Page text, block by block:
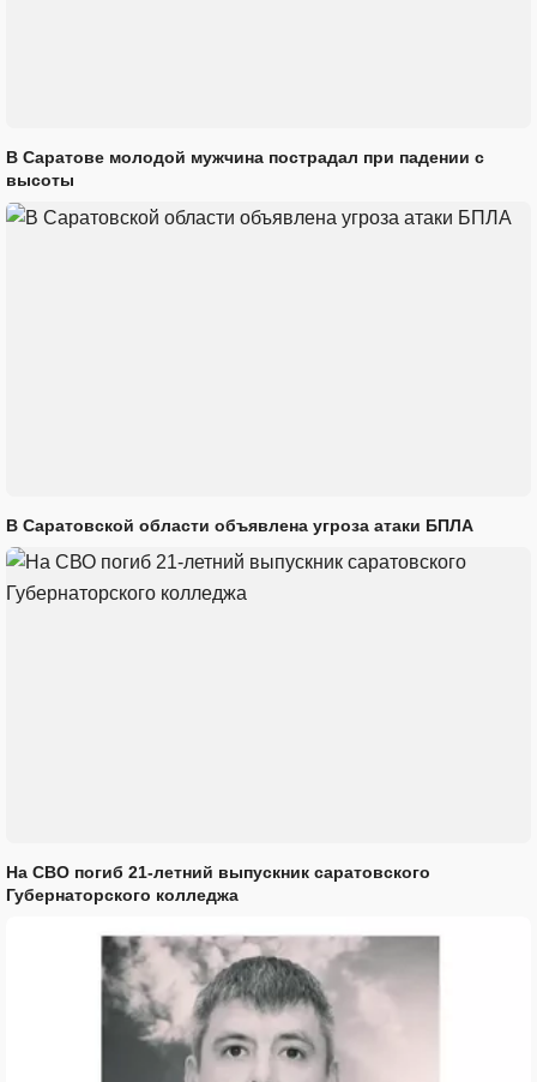
В Саратове молодой мужчина пострадал при падении с
высоты
В Саратовской области объявлена угроза атаки БПЛА
На СВО погиб 21-летний выпускник саратовского
Губернаторского колледжа